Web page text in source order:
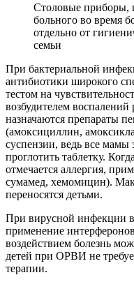
Столовые приборы,
больного во время
отдельно от
семьи
При бактериальной
антибиотики широкого
тестом на
возбудителем воспалений
назначаются препараты
(амоксициллин,
суспензии, ведь все мамы
проглотить таблетку.
отмечается аллергия,
сумамед, хемомицин).
переносятся детьми.
При вирусной инфекции
применение
воздействием болезнь
детей при ОРВИ не
терапии.